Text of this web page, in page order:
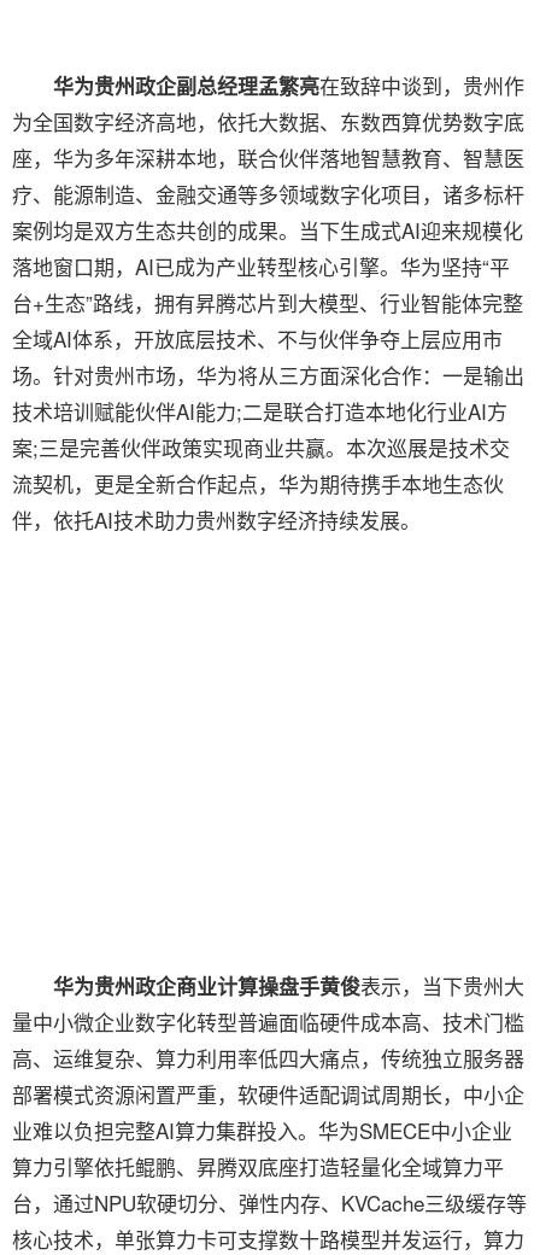
华为贵州政企副总经理孟繁亮在致辞中谈到，贵州作
为全国数字经济高地，依托大数据、东数西算优势数字底
座，华为多年深耕本地，联合伙伴落地智慧教育、智慧医
疗、能源制造、金融交通等多领域数字化项目，诸多标杆
案例均是双方生态共创的成果。当下生成式AI迎来规模化
落地窗口期，AI已成为产业转型核心引擎。华为坚持“平
台+生态”路线，拥有昇腾芯片到大模型、行业智能体完整
全域AI体系，开放底层技术、不与伙伴争夺上层应用市
场。针对贵州市场，华为将从三方面深化合作：一是输出
技术培训赋能伙伴AI能力;二是联合打造本地化行业AI方
案;三是完善伙伴政策实现商业共赢。本次巡展是技术交
流契机，更是全新合作起点，华为期待携手本地生态伙
伴，依托AI技术助力贵州数字经济持续发展。
华为贵州政企商业计算操盘手黄俊表示，当下贵州大
量中小微企业数字化转型普遍面临硬件成本高、技术门槛
高、运维复杂、算力利用率低四大痛点，传统独立服务器
部署模式资源闲置严重，软硬件适配调试周期长，中小企
业难以负担完整AI算力集群投入。华为SMECE中小企业
算力引擎依托鲲鹏、昇腾双底座打造轻量化全域算力平
台，通过NPU软硬切分、弹性内存、KVCache三级缓存等
核心技术，单张算力卡可支撑数十路模型并发运行，算力